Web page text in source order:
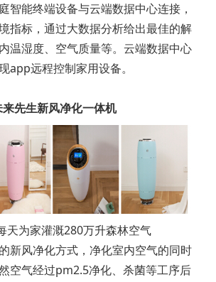
智能终端设备与云端数据中心连接，
指标，通过大数据分析给出最佳的解
温湿度、空气质量等。云端数据中心
app远程控制家用设备。
先生新风净化一体机
天为家灌溉280万升森林空气
新风净化方式，净化室内空气的同时
空气经过pm2.5净化、杀菌等工序后